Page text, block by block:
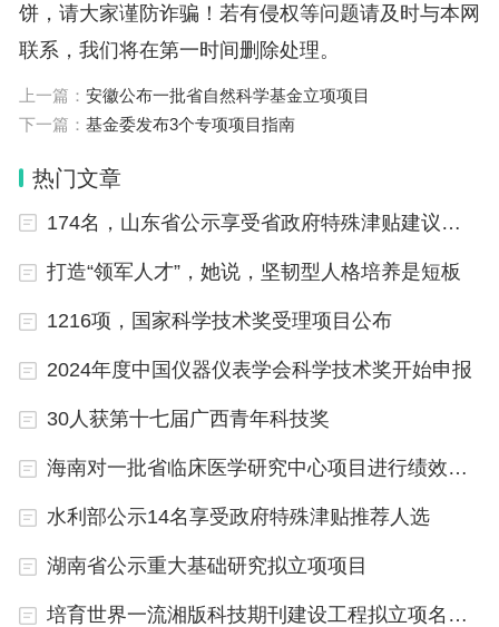
技术”等52项成果省科学技术进步奖三等奖；授予美
国专家ZHOU?JIAZU省科学技术合作奖。
希望获奖单位和个人珍惜荣誉、砥砺奋进、再创佳
向”，发扬追求真理、勇攀高峰的科学精神，着力加
强基础研究和应用基础研究，努力攻克关键核心技
术，全力促进科技成果转化应用，大力推动科技创新
附件：2024年度贵州省科学技术奖授奖项目目录
贵州省人民政府
（此件公开发布）
饼，请大家谨防诈骗！若有侵权等问题请及时与本网
联系，我们将在第一时间删除处理。
上一篇： 安徽公布一批省自然科学基金立项项目
下一篇： 基金委发布3个专项项目指南
热门文章
174名，山东省公示享受省政府特殊津贴建议人选
打造“领军人才”，她说，坚韧型人格培养是短板
1216项，国家科学技术奖受理项目公布
2024年度中国仪器仪表学会科学技术奖开始申报
30人获第十七届广西青年科技奖
海南对一批省临床医学研究中心项目进行绩效验收评价
水利部公示14名享受政府特殊津贴推荐人选
湖南省公示重大基础研究拟立项项目
培育世界一流湘版科技期刊建设工程拟立项名单公布